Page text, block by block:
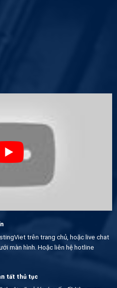
trên trang chủ, hoặc live chat
màn hình. Hoặc liên hệ hotline
tất thủ tục